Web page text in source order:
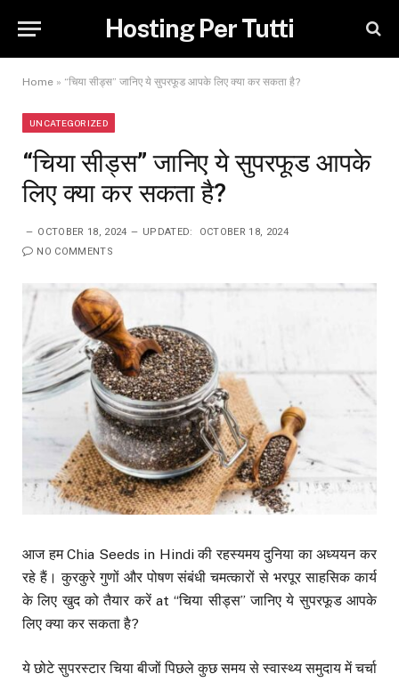
Hosting Per Tutti
Home » “चिया सीड्स” जानिए ये सुपरफूड आपके लिए क्या कर सकता है?
UNCATEGORIZED
“चिया सीड्स” जानिए ये सुपरफूड आपके
लिए क्या कर सकता है?
OCTOBER 18, 2024 UPDATED:
OCTOBER 18, 2024
NO COMMENTS
आज हम Chia Seeds in Hindi की रहस्यमय दुनिया का अध्ययन कर
रहे हैं। कुरकुरे गुणों और पोषण संबंधी चमत्कारों से भरपूर साहसिक कार्य
के लिए खुद को तैयार करें at “चिया सीड्स” जानिए ये सुपरफूड आपके
लिए क्या कर सकता है?
ये छोटे सुपरस्टार चिया बीजों पिछले कुछ समय से स्वास्थ्य समुदाय में चर्चा